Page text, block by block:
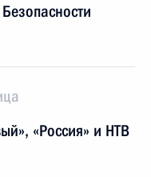
«Россия» и НТВ